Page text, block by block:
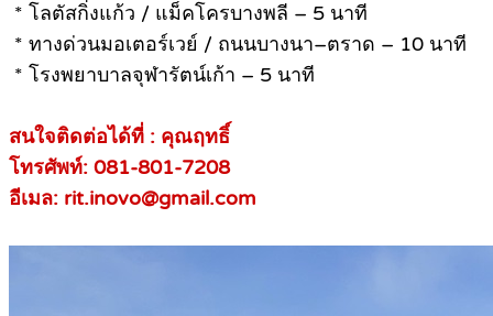
* โลตัสกิ่งแก้ว / แม็คโครบางพลี – 5 นาที
* ทางด่วนมอเตอร์เวย์ / ถนนบางนา–ตราด – 10 นาที
* โรงพยาบาลจุฬารัตน์เก้า – 5 นาที
สนใจติดต่อได้ที่ : คุณฤทธิ์
โทรศัพท์: 081-801-7208
อีเมล: rit.inovo@gmail.com